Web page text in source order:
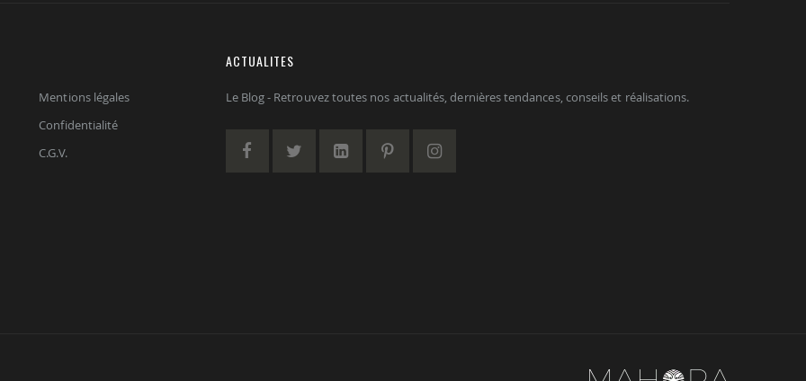
Mentions légales
Confidentialité
C.G.V.
ACTUALITES
Le Blog - Retrouvez toutes nos actualités, dernières tendances, conseils et réalisations.